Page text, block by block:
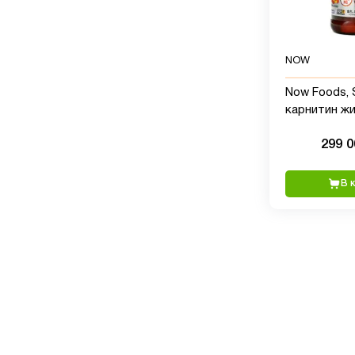
NOW
Now Foods,
карнитин
мг, 16299
В